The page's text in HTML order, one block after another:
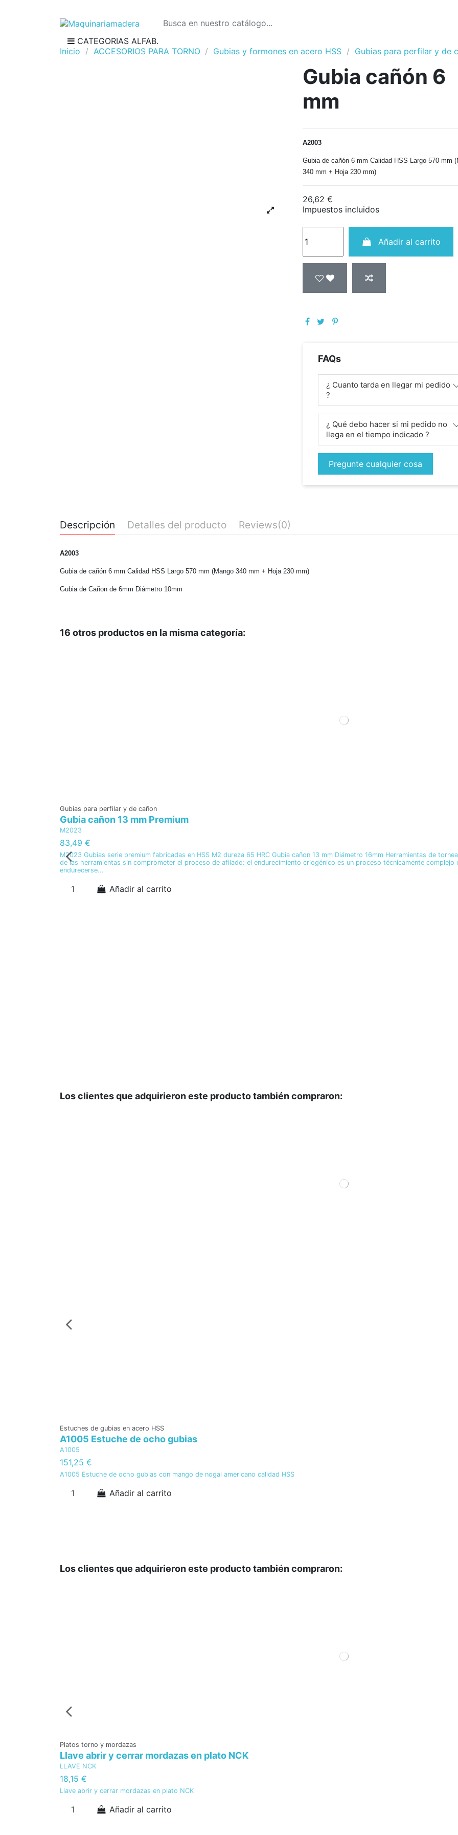
CATEGORIAS ALFAB.
Inicio
ACCESORIOS PARA TORNO Gubias y formones en acero HSS Gubias para perfilar y de
Gubia cañón 6
mm
A2003
Gubia de cañón 6 mm Calidad HSS Largo 570 mm
340 mm + Hoja 230 mm)
26,62 €
Impuestos incluidos
Añadir al carrito
FAQs
¿ Cuanto tarda en llegar mi pedido
?
¿ Qué debo hacer si mi pedido no
llega en el tiempo indicado ?
Pregunte cualquier cosa
Descripción Detalles del producto Reviews(0)
A2003
Gubia de cañón 6 mm Calidad HSS Largo 570 mm (Mango 340 mm + Hoja 230 mm)
Gubia de Cañon de 6mm Diámetro 10mm
16 otros productos en la misma categoría:
Gubias para perfilar y de cañon
Gubia cañon 13 mm Premium
M2023
83,49 €
M2023 Gubias serie premium fabricadas en HSS M2 dureza 65 HRC Gubia cañon 13 mm Diámetro 16mm Herramientas de
de las herramientas sin comprometer el proceso de afilado: el endurecimiento criogénico es un proceso técnicamente complejo
endurecerse...
Añadir al carrito
Los clientes que adquirieron este producto también compraron:
Estuches de gubias en acero HSS
A1005 Estuche de ocho gubias
A1005
151,25 €
A1005 Estuche de ocho gubias con mango de nogal americano calidad HSS
Añadir al carrito
Los clientes que adquirieron este producto también compraron:
Platos torno y mordazas
Llave abrir y cerrar mordazas en plato NCK
LLAVE NCK
18,15 €
Llave abrir y cerrar mordazas en plato NCK
Añadir al carrito